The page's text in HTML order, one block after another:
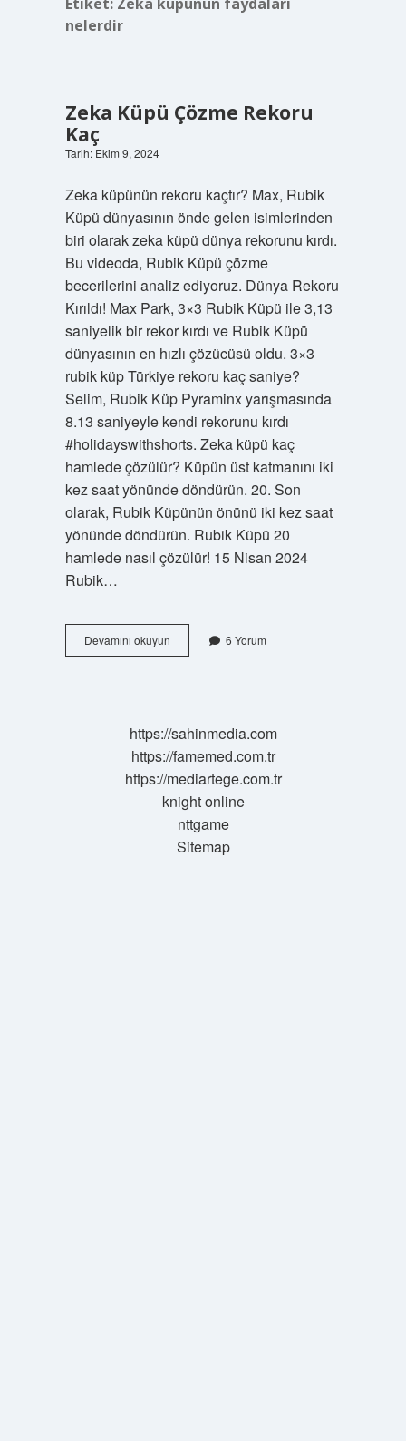
nelerdir
Zeka Küpü Çözme Rekoru
Kaç
Tarih: Ekim 9, 2024
Zeka küpünün rekoru kaçtır? Max, Rubik
Küpü dünyasının önde gelen isimlerinden
biri olarak zeka küpü dünya rekorunu kırdı.
Bu videoda, Rubik Küpü çözme
becerilerini analiz ediyoruz. Dünya Rekoru
Kırıldı! Max Park, 3×3 Rubik Küpü ile 3,13
saniyelik bir rekor kırdı ve Rubik Küpü
dünyasının en hızlı çözücüsü oldu. 3×3
rubik küp Türkiye rekoru kaç saniye?
Selim, Rubik Küp Pyraminx yarışmasında
8.13 saniyeyle kendi rekorunu kırdı
#holidayswithshorts. Zeka küpü kaç
hamlede çözülür? Küpün üst katmanını iki
kez saat yönünde döndürün. 20. Son
olarak, Rubik Küpünün önünü iki kez saat
yönünde döndürün. Rubik Küpü 20
hamlede nasıl çözülür! 15 Nisan 2024
Rubik…
Devamını okuyunZeka
Küpü
6 Yorum
https://sahinmedia.com
https://famemed.com.tr
https://mediartege.com.tr
knight online
nttgame
Sitemap